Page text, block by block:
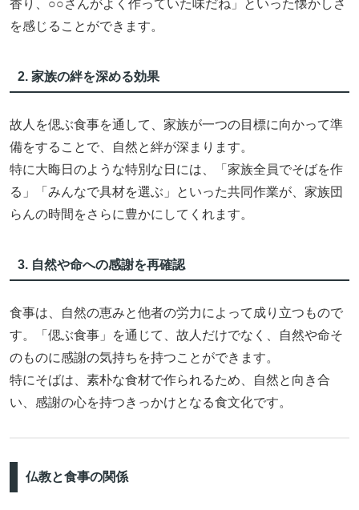
香り、○○さんがよく作っていた味だね」といった懐かしさ
を感じることができます。
2. 家族の絆を深める効果
故人を偲ぶ食事を通して、家族が一つの目標に向かって準
備をすることで、自然と絆が深まります。
特に大晦日のような特別な日には、「家族全員でそばを作
る」「みんなで具材を選ぶ」といった共同作業が、家族団
らんの時間をさらに豊かにしてくれます。
3. 自然や命への感謝を再確認
食事は、自然の恵みと他者の労力によって成り立つもので
す。「偲ぶ食事」を通じて、故人だけでなく、自然や命そ
のものに感謝の気持ちを持つことができます。
特にそばは、素朴な食材で作られるため、自然と向き合
い、感謝の心を持つきっかけとなる食文化です。
仏教と食事の関係